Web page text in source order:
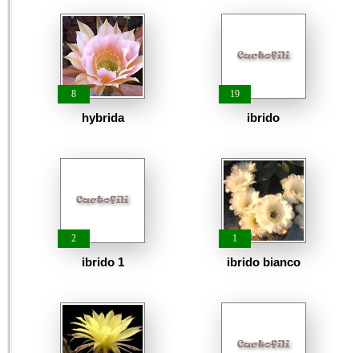
8
hybrida
19
ibrido
2
ibrido 1
1
ibrido bianco